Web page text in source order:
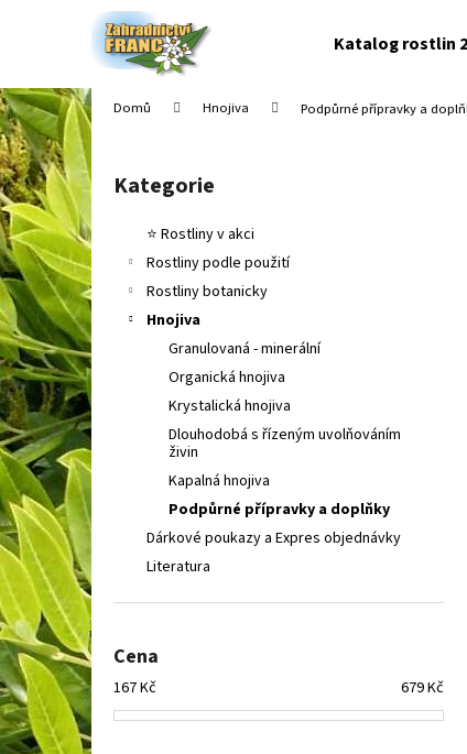
Katalog rostlin
Domů Hnojiva Podpůrné přípravky a
P
o
s
t
r
a
n
n
í
p
a
n
e
l
Přeskočit
kategorie
Kategorie
⭐ Rostliny v akci
Rostliny podle použití
Rostliny botanicky
Hnojiva
Granulovaná - minerální
Organická hnojiva
Krystalická hnojiva
Dlouhodobá s řízeným uvolňováním
živin
Kapalná hnojiva
Podpůrné přípravky a doplňky
Dárkové poukazy a Expres objednávky
Literatura
Cena
167Kč 679Kč
í
k
Zpět
do
obchodu
Zpět
do
obchodu
SEDUM TELEPHIUM SEDUCTION CHERRY
CHOCOLATEROZCHODNÍK NACHOVÝ
97 Kč